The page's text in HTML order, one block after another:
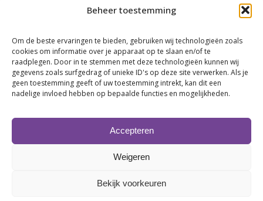
Beheer toestemming
Om de beste ervaringen te bieden, gebruiken wij technologieën zoals
cookies om informatie over je apparaat op te slaan en/of te
raadplegen. Door in te stemmen met deze technologieën kunnen wij
gegevens zoals surfgedrag of unieke ID's op deze site verwerken. Als je
geen toestemming geeft of uw toestemming intrekt, kan dit een
nadelige invloed hebben op bepaalde functies en mogelijkheden.
Accepteren
Weigeren
Bekijk voorkeuren
https://veiliginternetten.nl/themes/situatie/cookies-
Gegevens inzien, aanpassen of verwijderen
U heeft het recht om uw persoonsgegevens in te zien,
te corrigeren of te verwijderen. Daarnaast heeft u het
gegevensverwerking in te trekken of bezwaar te
maken tegen de verwerking van uw
het recht op gegevensoverdraagbaarheid. Dat
betekent dat u bij ons een verzoek kunt indienen om